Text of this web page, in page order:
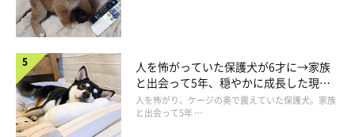
人を怖がっていた保護犬が6才に→家族
と出会って5年、穏やかに成長した現在
の姿にグッとくる
人を怖がり、ケージの奥で震えていた保護犬。家族
と出会って5年 …